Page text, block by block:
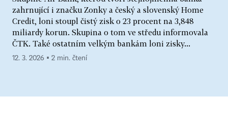
zahrnující i značku Zonky a český a slovenský Home
Credit, loni stoupl čistý zisk o 23 procent na 3,848
miliardy korun. Skupina o tom ve středu informovala
ČTK. Také ostatním velkým bankám loni zisky...
12. 3. 2026 ▪ 2 min. čtení